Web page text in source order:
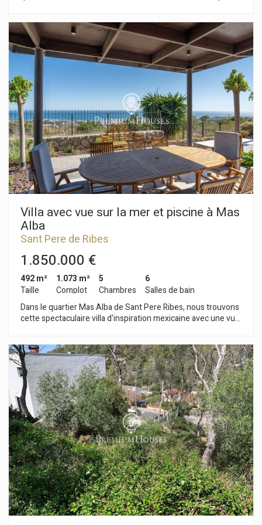
et d'un salon-salle à manger avec accès au jardin et à la
piscine. Ensuite, il y a une chambre double et une salle de bain
complète qui dessert tout l'étage. Au premier étage se trouve
la zone nuit. Il se compose d'une chambre de type suite avec
son propre dressing, de deux chambres doubles et d'une
salle de bain complète. La maison dispose d'un parking dans
le patio d'entrée de la propriété. La date de livraison de la
maison est prévue pour le premier trimestre 2025. La région
de Mas Alba se caractérise par sa proximité avec le parc
naturel du Garraf et par sa grande tranquillité. Tout cela sans
renoncer à une très bonne communication avec Sitges et à
l’autoroute C-32 pour accéder à Barcelone et à l’aéroport El
Prat.
Villa avec vue sur la mer et piscine à Mas
Alba
Sant Pere de Ribes
1.850.000 €
492 m²
Taille
1.073 m²
Complot
5
Chambres
6
Salles de bain
Dans le quartier Mas Alba de Sant Pere Ribes, nous trouvons
cette spectaculaire villa d'inspiration mexicaine avec une vue
maison par un grand jardin avec piscine. De cette zone, nous
accédons au rez-de-chaussée de la maison où nous trouvons
une cuisine avec un îlot central, l'espace salon-salle à manger
et des toilettes invités. La cuisine et le salon ont un accès
direct à un deuxième jardin avec des vues spectaculaires sur
la mer et Sitges. Cet espace extérieur dispose d'un patio
mexicain, d'un bain à remous et d'une véranda. Au premier
étage, nous trouvons une grande suite parentale, une
deuxième suite, deux chambres doubles et une salle de bain
qui dessert l'étage. Au troisième étage se trouve un grand
studio avec salle de bain complète et accès direct à une
terrasse avec vue sur la mer. Le sous-sol est divisé en cave,
buanderie et espaces de stockage. De plus, la propriété
dispose d'un grand garage au niveau de la rue avec de
nombreux espaces de rangement. Le quartier Mas Alba de
Sant Pere de Ribes se caractérise par sa grande tranquillité